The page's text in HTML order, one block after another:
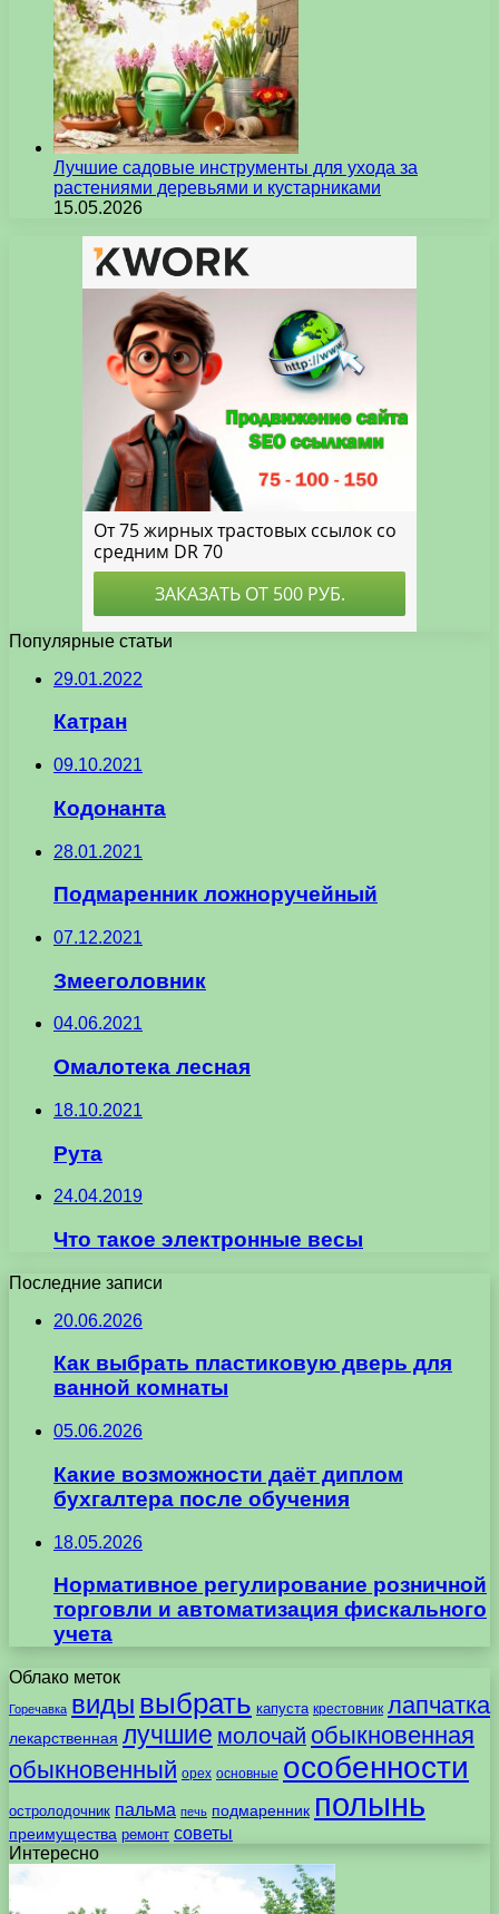
Лучшие садовые инструменты для ухода за
растениями деревьями и кустарниками
15.05.2026
Популярные статьи
29.01.2022
Катран
09.10.2021
Кодонанта
28.01.2021
Подмаренник ложноручейный
07.12.2021
Змееголовник
04.06.2021
Омалотека лесная
18.10.2021
Рута
24.04.2019
Что такое электронные весы
Последние записи
20.06.2026
Как выбрать пластиковую дверь для
ванной комнаты
05.06.2026
Какие возможности даёт диплом
бухгалтера после обучения
18.05.2026
Нормативное регулирование розничной
торговли и автоматизация фискального
учета
Облако меток
Горечавка виды выбрать капуста крестовник лапчатка
лекарственная лучшие молочай обыкновенная
обыкновенный орех основные особенности
остролодочник пальма печь подмаренник полынь
преимущества ремонт советы
Интересно